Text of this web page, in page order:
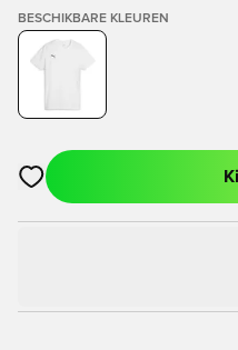
BESCHIKBARE KLEUREN
Opent een venster om in te